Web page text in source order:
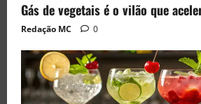
Gás de vegetais é o vilão que
Redação MC 0